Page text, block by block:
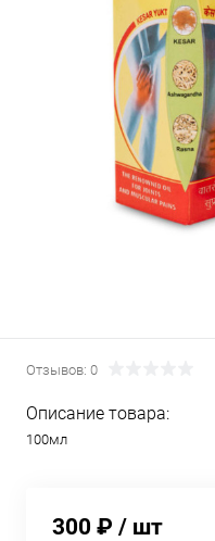
Отзывов: 0
Описание товара:
100мл
300 ₽ / шт